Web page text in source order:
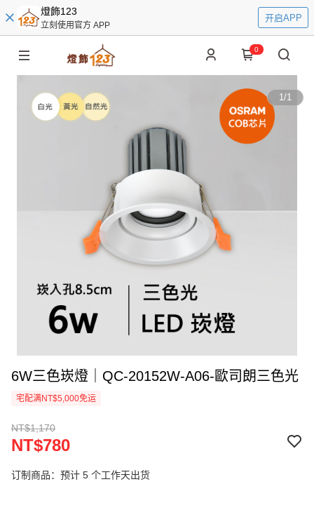
燈飾123
立刻使用官方 APP
开启APP
0
1/1
6W三色崁燈｜QC-20152W-A06-歐司朗三色光
宅配满NT$5,000免运
NT$1,170
NT$780
订制商品：预计 5 个工作天出货